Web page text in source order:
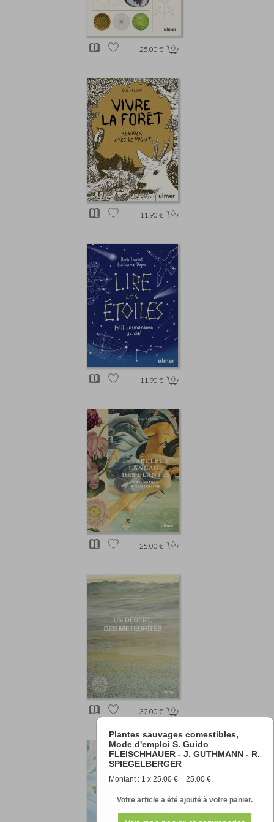
Plantes sauvages comestibles,
Mode d'emploi S. Guido
FLEISCHHAUER - J. GUTHMANN - R.
SPIEGELBERGER
Montant : 1 x 25.00 € = 25.00 €
Votre article a été ajouté à votre panier.
25.00 €
11.90 €
11.90 €
25.00 €
32.00 €